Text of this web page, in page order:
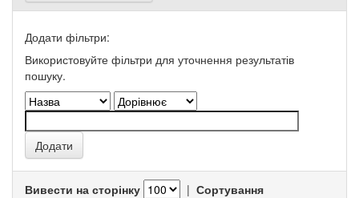
Додати фільтри:
Використовуйте фільтри для уточнення результатів
пошуку.
Вивести на сторінку | Сортування